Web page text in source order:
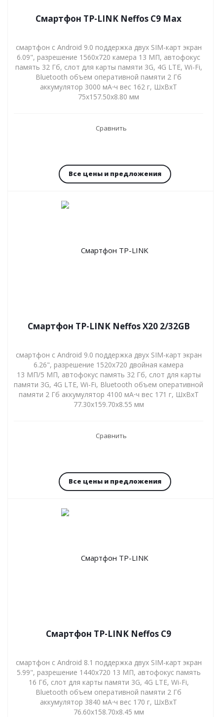
Смартфон TP-LINK Neffos C9 Max
смартфон с Android 9.0 поддержка двух SIM-карт экран
6.09", разрешение 1560x720 камера 13 МП, автофокус
память 32 Гб, слот для карты памяти 3G, 4G LTE, Wi-Fi,
Bluetooth объем оперативной памяти 2 Гб
аккумулятор 3000 мА⋅ч вес 162 г, ШxВxТ
75x157.50x8.80 мм
Сравнить
Все цены и предложения
Смартфон TP-LINK Neffos X20 2/32GB
смартфон с Android 9.0 поддержка двух SIM-карт экран
6.26", разрешение 1520x720 двойная камера
13 МП/5 МП, автофокус память 32 Гб, слот для карты
памяти 3G, 4G LTE, Wi-Fi, Bluetooth объем оперативной
памяти 2 Гб аккумулятор 4100 мА⋅ч вес 171 г, ШxВxТ
77.30x159.70x8.55 мм
Сравнить
Все цены и предложения
Смартфон TP-LINK Neffos C9
смартфон с Android 8.1 поддержка двух SIM-карт экран
5.99", разрешение 1440x720 13 МП, автофокус память
16 Гб, слот для карты памяти 3G, 4G LTE, Wi-Fi,
Bluetooth объем оперативной памяти 2 Гб
аккумулятор 3840 мА⋅ч вес 170 г, ШxВxТ
76.60x158.70x8.45 мм